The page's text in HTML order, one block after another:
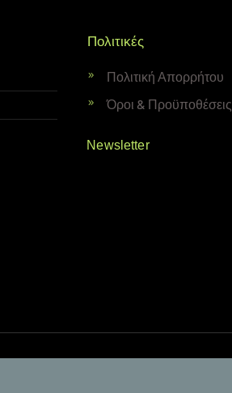
Πολιτικές
Πολιτική Απορρήτου
Όροι & Προϋποθέσεις
Newsletter